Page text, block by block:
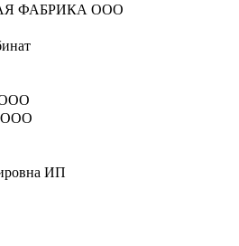
ФАБРИКА ООО
ООО
ИП